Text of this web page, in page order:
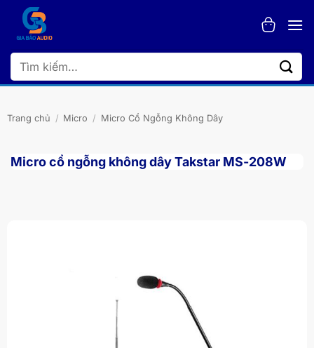
dung
Tìm
kiếm:
Trang chủ / Micro / Micro Cổ Ngỗng Không Dây
Micro cổ ngỗng không dây Takstar MS-208W